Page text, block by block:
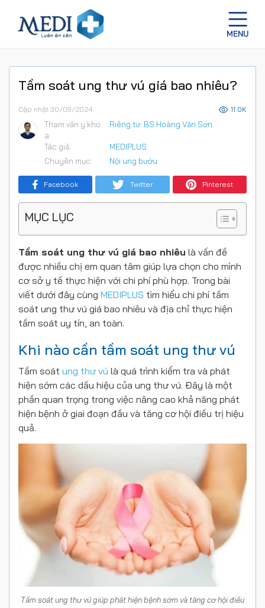
Tầm soát ung thư vú giá bao nhiêu?
Cập nhật 30/09/2024 11.0K
Tham vấn y kho
a:
Riêng tư: BS Hoàng Văn Sơn
Tác giả:
MEDIPLUS
Chuyên mục:
Nội ung bướu
Facebook Twitter Pinterest
MỤC LỤC
Tầm soát ung thư vú giá bao nhiêu là vấn đề
được nhiều chị em quan tâm giúp lựa chọn cho mình
cơ sở y tế thực hiện với chi phí phù hợp. Trong bài
viết dưới đây cùng MEDIPLUS tìm hiểu chi phí tầm
soát ung thư vú giá bao nhiêu và địa chỉ thực hiện
tầm soát uy tín, an toàn.
Khi nào cần tầm soát ung thư vú
Tầm soát ung thư vú là quá trình kiểm tra và phát
hiện sớm các dấu hiệu của ung thư vú. Đây là một
phần quan trọng trong việc nâng cao khả năng phát
hiện bệnh ở giai đoạn đầu và tăng cơ hội điều trị hiệu
quả.
Tầm soát ung thư vú giúp phát hiện bệnh sớm và tăng cơ hội điều